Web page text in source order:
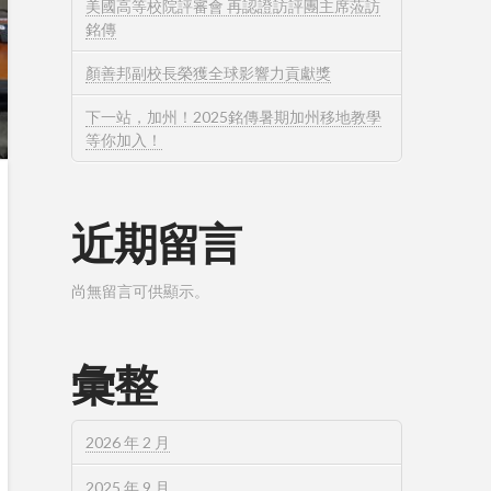
美國高等校院評審會 再認證訪評團主席蒞訪
銘傳
顏善邦副校長榮獲全球影響力貢獻獎
下一站，加州！2025銘傳暑期加州移地教學
等你加入！
近期留言
尚無留言可供顯示。
彙整
2026 年 2 月
2025 年 9 月